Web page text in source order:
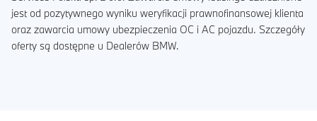
jest od pozytywnego wyniku weryfikacji prawnofinansowej klienta
oraz zawarcia umowy ubezpieczenia OC i AC pojazdu. Szczegóły
oferty są dostępne u Dealerów BMW.